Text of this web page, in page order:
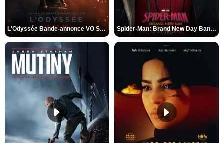
L'Odyssée Bande-annonce VO STFR Spider-Man: Brand New Day Bande-annonce VO STFR